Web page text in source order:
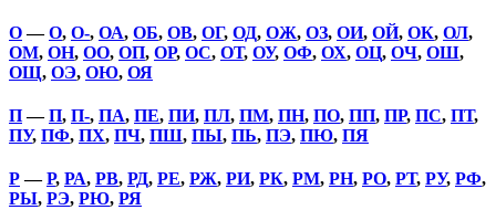
О—О, О-, ОА, ОБ, ОВ, ОГ, ОД, ОЖ, ОЗ, ОИ, ОЙ, ОК, ОЛ,
ОМ, ОН, ОО, ОП, ОР, ОС, ОТ, ОУ, ОФ, ОХ, ОЦ, ОЧ, ОШ,
ОЩ, ОЭ, ОЮ, ОЯ
П—П, П-, ПА, ПЕ, ПИ, ПЛ, ПМ, ПН, ПО, ПП, ПР, ПС, ПТ,
ПУ, ПФ, ПХ, ПЧ, ПШ, ПЫ, ПЬ, ПЭ, ПЮ, ПЯ
Р—Р, РА, РВ, РД, РЕ, РЖ, РИ, РК, РМ, РН, РО, РТ, РУ, РФ,
РЫ, РЭ, РЮ, РЯ